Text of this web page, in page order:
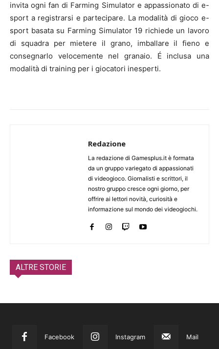
invita ogni fan di Farming Simulator e appassionato di e-
sport a registrarsi e partecipare. La modalità di gioco e-
sport basata su Farming Simulator 19 richiede un lavoro
di squadra per mietere il grano, imballare il fieno e
consegnarlo velocemente nel granaio. É inclusa una
modalità di training per i giocatori inesperti.
Redazione
La redazione di Gamesplus.it è formata
da un gruppo variegato di appassionati
di videogioco. Giornalisti e scrittori, il
nostro gruppo cresce ogni giorno, per
offrire ai lettori novità, curiosità e
informazione sul mondo dei videogiochi.
ALTRE STORIE
Facebook Instagram Mail